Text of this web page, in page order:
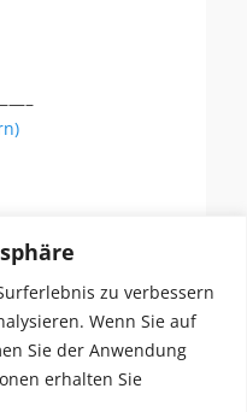
zu verbessern
Wenn Sie auf
Sie der Anwendung
erhalten Sie